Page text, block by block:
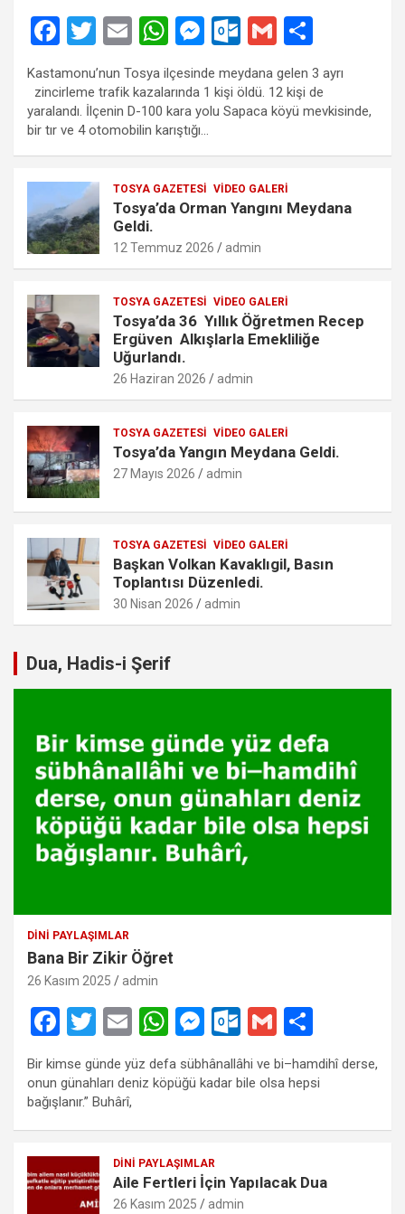
F
ce
b
o
o
k
T
wi
tt
er
E
ail
W
at
s
A
p
M
es
se
n
g
er
O
ut
lo
o
o
G
m
ail
h
ar
e
Kastamonu’nun Tosya ilçesinde meydana gelen 3 ayrı
zincirleme trafik kazalarında 1 kişi öldü. 12 kişi de
yaralandı. İlçenin D-100 kara yolu Sapaca köyü mevkisinde,
bir tır ve 4 otomobilin karıştığı…
TOSYA GAZETESI VIDEO GALERI
Tosya’da Orman Yangını Meydana
Geldi.
12 Temmuz 2026 admin
TOSYA GAZETESI VIDEO GALERI
Tosya’da 36 Yıllık Öğretmen Recep
Ergüven Alkışlarla Emekliliğe
Uğurlandı.
26 Haziran 2026 admin
TOSYA GAZETESI VIDEO GALERI
Tosya’da Yangın Meydana Geldi.
27 Mayıs 2026 admin
TOSYA GAZETESI VIDEO GALERI
Başkan Volkan Kavaklıgil, Basın
Toplantısı Düzenledi.
30 Nisan 2026 admin
Dua, Hadis-i Şerif
DINI PAYLAŞIMLAR
Bana Bir Zikir Öğret
26 Kasım 2025 admin
F
ce
b
o
o
k
T
wi
tt
er
E
m
ail
W
h
at
A
p
p
M
es
se
g
er
O
ut
lo
k.
o
G
m
ail
h
ar
Bir kimse günde yüz defa sübhânallâhi ve bi–hamdihî derse,
onun günahları deniz köpüğü kadar bile olsa hepsi
bağışlanır.” Buhârî,
DINI PAYLAŞIMLAR
Aile Fertleri İçin Yapılacak Dua
26 Kasım 2025 admin